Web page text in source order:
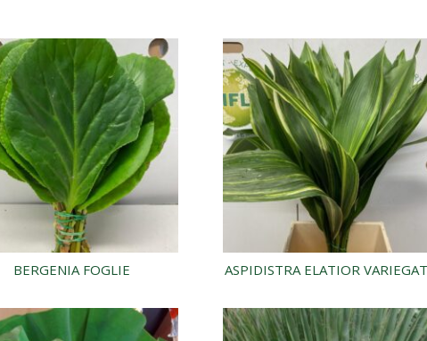
BERGENIA FOGLIE ASPIDISTRA ELATIOR